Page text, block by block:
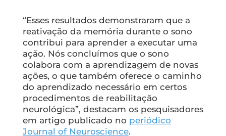
“Esses resultados demonstraram que a
reativação da memória durante o sono
contribui para aprender a executar uma
ação. Nós concluímos que o sono
colabora com a aprendizagem de novas
ações, o que também oferece o caminho
do aprendizado necessário em certos
procedimentos de reabilitação
neurológica”, destacam os pesquisadores
em artigo publicado no periódico
Journal of Neuroscience.